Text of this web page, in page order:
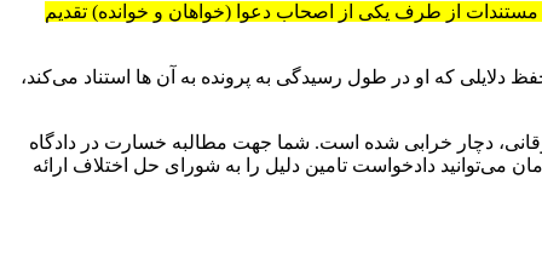
شوراهای حل اختلاف، در جهت حفظ دلایل و مستندات از طرف یکی از اصحاب دعوا (خواهان و خوانده) تقدیم
که او در طول رسیدگی به پرونده به آن ها استناد می‌کند،
دچار خرابی شده است. شما جهت مطالبه خسارت در دادگاه
می‌توانید دادخواست تامین دلیل را به شورای حل اختلاف ارائه